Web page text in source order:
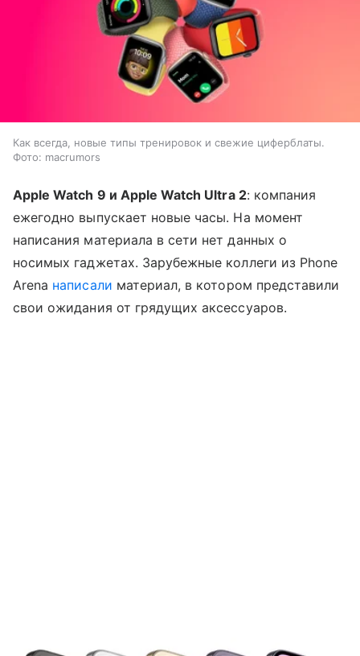
Как всегда, новые типы тренировок и свежие циферблаты.
Фото: macrumors
Apple Watch 9 и Apple Watch Ultra 2: компания
ежегодно выпускает новые часы. На момент
написания материала в сети нет данных о
носимых гаджетах. Зарубежные коллеги из Phone
Arena написали материал, в котором представили
свои ожидания от грядущих аксессуаров.